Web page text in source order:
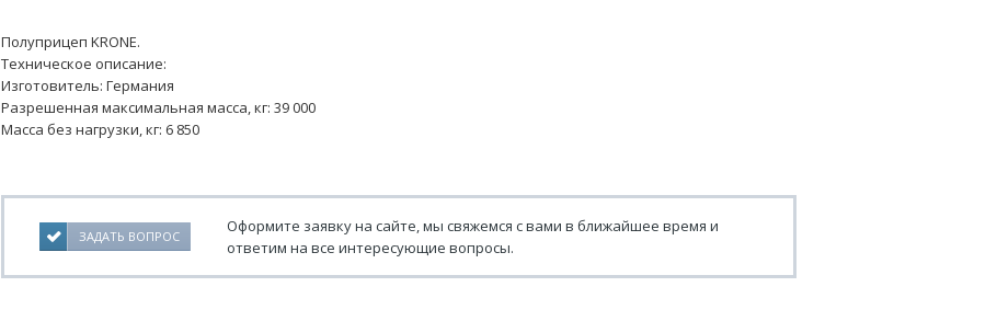
Полуприцеп KRONE.
Техническое описание:
Изготовитель: Германия
Разрешенная максимальная масса, кг: 39 000
Масса без нагрузки, кг: 6 850
ЗАДАТЬ ВОПРОС
Оформите заявку на сайте, мы свяжемся с вами в ближайшее время и
ответим на все интересующие вопросы.